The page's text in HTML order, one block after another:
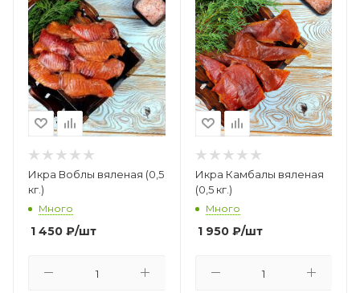
Икра Воблы вяленая (0,5
кг.)
Много
1 450 ₽/шт
Икра Камбалы вяленая
(0,5 кг.)
Много
1 950₽/шт